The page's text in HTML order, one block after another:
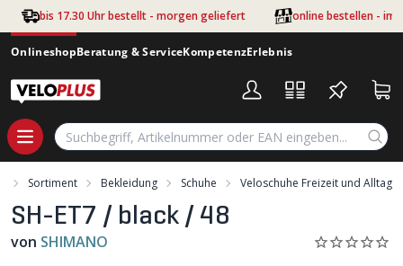
Zum Hauptinhalt springen
bis 17.30 Uhr bestellt - morgen geliefert online bestellen - im
OnlineshopBeratung & ServiceKompetenzErlebnis
Sortiment Bekleidung Schuhe Veloschuhe Freizeit und Alltag
SH-ET7 / black / 48
von SHIMANO